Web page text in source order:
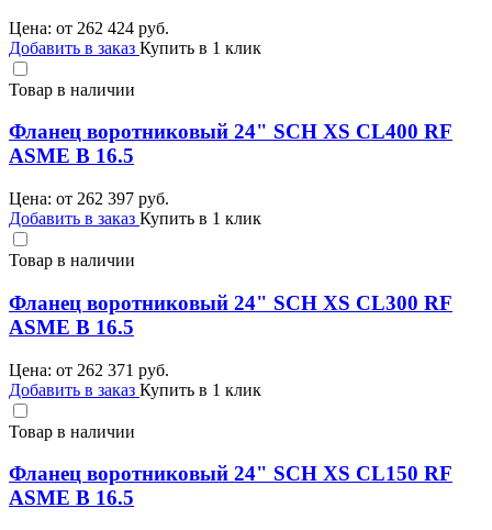
Цена: от 262 424 руб.
Добавить в заказ Купить в 1 клик
Товар в наличии
Фланец воротниковый 24" SCH XS CL400 RF
ASME B 16.5
Цена: от 262 397 руб.
Добавить в заказ Купить в 1 клик
Товар в наличии
Фланец воротниковый 24" SCH XS CL300 RF
ASME B 16.5
Цена: от 262 371 руб.
Добавить в заказ Купить в 1 клик
Товар в наличии
Фланец воротниковый 24" SCH XS CL150 RF
ASME B 16.5